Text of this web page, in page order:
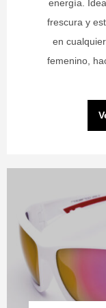
energía.
frescura y
en
femenino,